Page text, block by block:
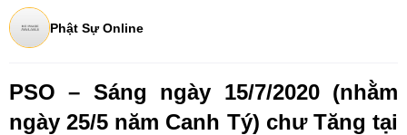
Phật Sự Online
PSO – Sáng ngày 15/7/2020 (nhằm
ngày 25/5 năm Canh Tý) chư Tăng tại